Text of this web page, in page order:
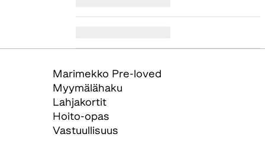
Marimekko Pre-loved
Myymälähaku
Lahjakortit
Hoito-opas
Vastuullisuus